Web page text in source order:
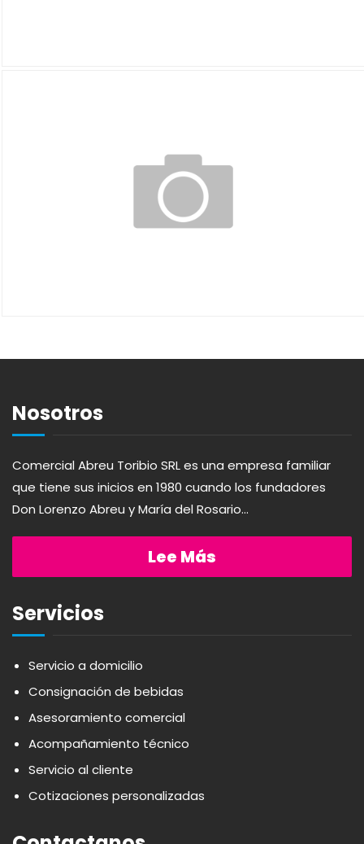
Nosotros
Comercial Abreu Toribio SRL es una empresa familiar
que tiene sus inicios en 1980 cuando los fundadores
Don Lorenzo Abreu y María del Rosario...
Lee Más
Servicios
Servicio a domicilio
Consignación de bebidas
Asesoramiento comercial
Acompañamiento técnico
Servicio al cliente
Cotizaciones personalizadas